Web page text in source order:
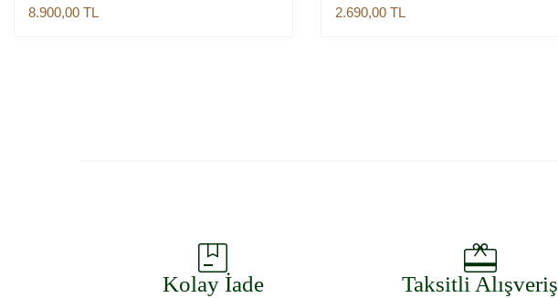
8.900,00 TL 2.690,00 TL
Kolay İade Taksitli Alışveriş